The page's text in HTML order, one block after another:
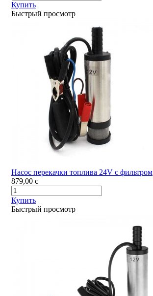
Купить
Быстрый просмотр
Насос перекачки топлива 24V с фильтром
879,00 c
Купить
Быстрый просмотр